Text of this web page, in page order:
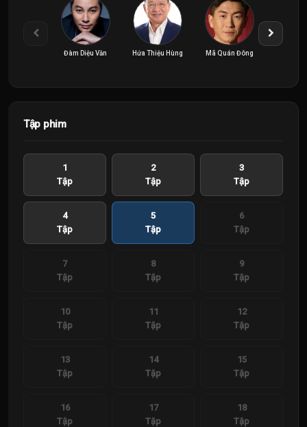
Đàm Diệu Văn Hứa Thiệu Hùng Mã Quán Đông
Tập phim
1
Tập
2
Tập
3
Tập
4
Tập
5
Tập
6
Tập
7
Tập
8
Tập
9
Tập
10
Tập
11
Tập
12
Tập
13
Tập
14
Tập
15
Tập
16
Tập
17
Tập
18
Tập